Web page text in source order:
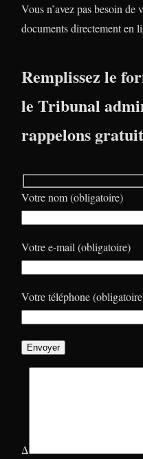
Vous n’avez pas besoin de
documents directement en
Remplissez le
le Tribunal
rappelons
Votre nom (obligatoire)
Votre e-mail (obligatoire)
Votre téléphone
Δ